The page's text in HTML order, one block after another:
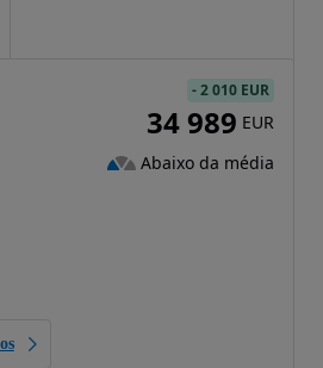
-2 010 EUR
34 989 EUR
Abaixo da média